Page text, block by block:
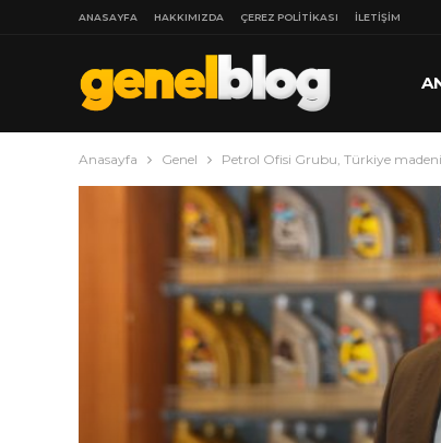
ANASAYFA HAKKIMIZDA ÇEREZ POLITIKASI İLETIŞIM
Anasayfa Genel Petrol Ofisi Grubu, Türkiye